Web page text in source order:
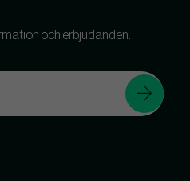
och erbjudanden.